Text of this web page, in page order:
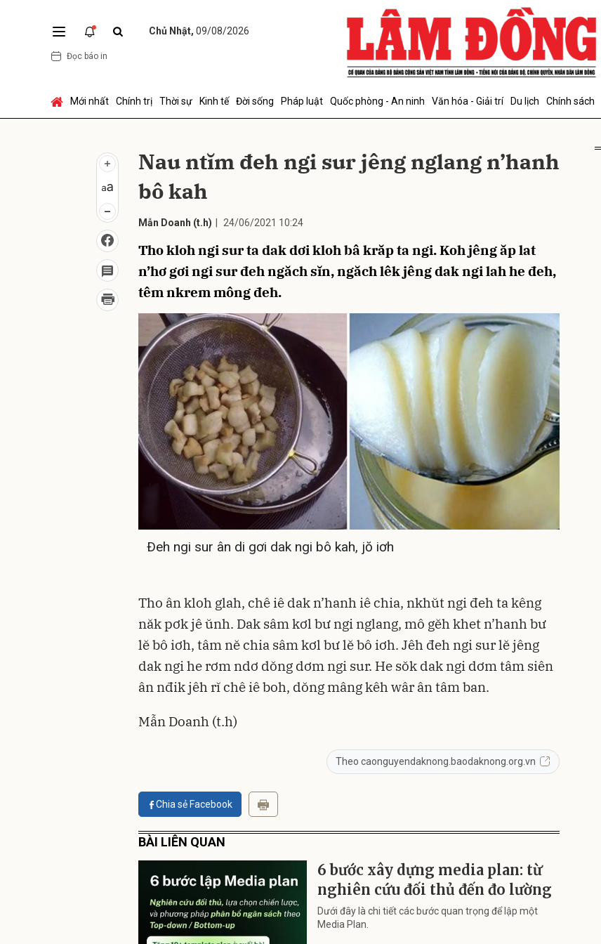
Chủ Nhật, 09/08/2026
Đọc báo in
Mới nhất Chính trị Thời sự Kinh tế Đời sống Pháp luật Quốc phòng - An ninh Văn hóa - Giải trí Du lịch Chính sách
Nau ntĭm đeh ngi sur jêng nglang n’hanh
bô kah
Mẫn Doanh (t.h) 24/06/2021 10:24
Tho kloh ngi sur ta dak dơi kloh bâ krăp ta ngi. Koh jêng ăp lat
n’hơ gơi ngi sur đeh ngăch sĭn, ngăch lêk jêng dak ngi lah he đeh,
têm nkrem mông đeh.
Ðeh ngi sur ân di gơi dak ngi bô kah, jŏ iơh
Tho ân kloh glah, chê iê dak n’hanh iê chia, nkhŭt ngi đeh ta kêng
năk pơk jê ŭnh. Dak sâm kơl bư ngi nglang, mô gĕh khet n’hanh bư
lĕ bô iơh, tâm nĕ chia sâm kơl bư lĕ bô iơh. Jêh đeh ngi sur lĕ jêng
dak ngi he rơm ndơ dŏng dơm ngi sur. He sŏk dak ngi dơm tâm siên
ân nđik jêh rĭ chê iê boh, dŏng mâng kêh wâr ân tâm ban.
Mẫn Doanh (t.h)
Theo caonguyendaknong.baodaknong.org.vn
Chia sẻ Facebook
BÀI LIÊN QUAN
6 bước xây dựng media plan: từ
nghiên cứu đối thủ đến đo lường
Dưới đây là chi tiết các bước quan trọng để lập một
Media Plan.
Gửi bình luận